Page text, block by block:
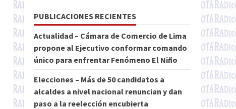
PUBLICACIONES RECIENTES
Actualidad – Cámara de Comercio de Lima
propone al Ejecutivo conformar comando
único para enfrentar Fenómeno El Niño
Elecciones – Más de 50 candidatos a
alcaldes a nivel nacional renuncian y dan
paso a la reelección encubierta